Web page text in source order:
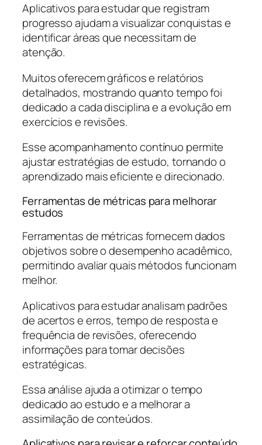
Aplicativos para estudar que registram
progresso ajudam a visualizar conquistas e
identificar áreas que necessitam de
atenção.
Muitos oferecem gráficos e relatórios
detalhados, mostrando quanto tempo foi
dedicado a cada disciplina e a evolução em
exercícios e revisões.
Esse acompanhamento contínuo permite
ajustar estratégias de estudo, tornando o
aprendizado mais eficiente e direcionado.
Ferramentas de métricas para melhorar
estudos
Ferramentas de métricas fornecem dados
objetivos sobre o desempenho acadêmico,
permitindo avaliar quais métodos funcionam
melhor.
Aplicativos para estudar analisam padrões
de acertos e erros, tempo de resposta e
frequência de revisões, oferecendo
informações para tomar decisões
estratégicas.
Essa análise ajuda a otimizar o tempo
dedicado ao estudo e a melhorar a
assimilação de conteúdos.